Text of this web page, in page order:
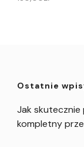
Ostatnie
Jak
kompletny